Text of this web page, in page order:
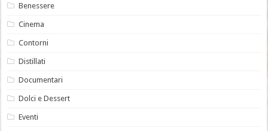
Benessere
Cinema
Contorni
Distillati
Documentari
Dolci e Dessert
Eventi